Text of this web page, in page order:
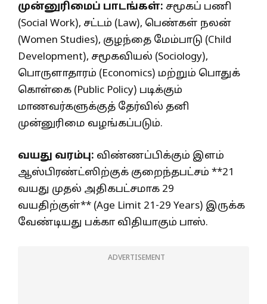
முன்னுரிமைப் பாடங்கள்: சமூகப் பணி
(Social Work), சட்டம் (Law), பெண்கள் நலன்
(Women Studies), குழந்தை மேம்பாடு (Child
Development), சமூகவியல் (Sociology),
பொருளாதாரம் (Economics) மற்றும் பொதுக்
கொள்கை (Public Policy) படிக்கும்
மாணவர்களுக்குத் தேர்வில் தனி
முன்னுரிமை வழங்கப்படும்.
வயது வரம்பு: விண்ணப்பிக்கும் இளம்
ஆஸ்பிரண்ட்ஸிற்குக் குறைந்தபட்சம் **21
வயது முதல் அதிகபட்சமாக 29
வயதிற்குள்** (Age Limit 21-29 Years) இருக்க
வேண்டியது பக்கா விதியாகும் பாஸ்.
ADVERTISEMENT